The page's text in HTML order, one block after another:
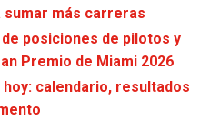
sumar más carreras
de posiciones de pilotos y
Premio de Miami 2026
calendario, resultados